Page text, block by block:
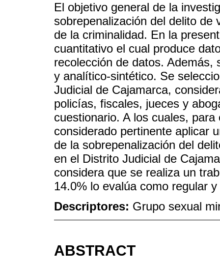
El objetivo general de la
sobrepenalización del delito de
de la criminalidad. En la
cuantitativo el cual produce
recolección de datos. Además,
y analítico-sintético. Se
Judicial de Cajamarca,
policías, fiscales, jueces y
cuestionario. A los cuales,
considerado pertinente aplicar
de la sobrepenalización del
en el Distrito Judicial de
considera que se realiza un
14.0% lo evalúa como regular
Descriptores: Grupo sexual
ABSTRACT